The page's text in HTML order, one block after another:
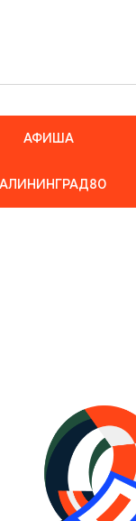
Зеленоградск,
Мероприятия
Маяковского |
01.08.2026 -
Калининград,
библиотека им. В.
АФИША